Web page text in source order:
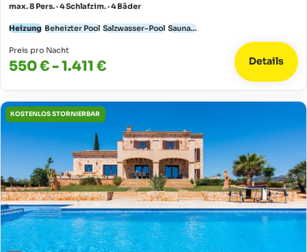
max. 8 Pers. · 4 Schlafzim. · 4 Bäder
Heizung Beheizter Pool Salzwasser-Pool Sauna...
Preis pro Nacht
550 € - 1.411 € Details
KOSTENLOS STORNIERBAR